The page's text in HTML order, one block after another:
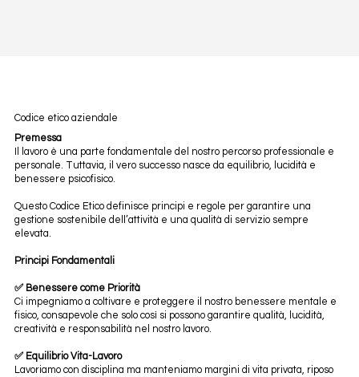
Codice etico aziendale
Premessa
Il lavoro è una parte fondamentale del nostro percorso professionale e
personale. Tuttavia, il vero successo nasce da equilibrio, lucidità e
benessere psicofisico.
Questo Codice Etico definisce principi e regole per garantire una
gestione sostenibile dell’attività e una qualità di servizio sempre
elevata.
Principi Fondamentali
✅ Benessere come Priorità
Ci impegniamo a coltivare e proteggere il nostro benessere mentale e
fisico, consapevole che solo così si possono garantire qualità, lucidità,
creatività e responsabilità nel nostro lavoro.
✅ Equilibrio Vita-Lavoro
Lavoriamo con disciplina ma manteniamo margini di vita privata, riposo